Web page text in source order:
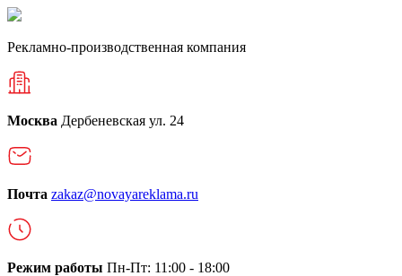
Рекламно-производственная компания
Москва Дербеневская ул. 24
Почта zakaz@novayareklama.ru
Режим работы Пн-Пт: 11:00 - 18:00